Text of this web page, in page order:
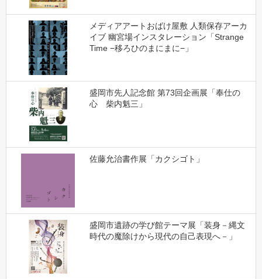
メディアアートおばけ屋敷 人類保存アーカ
イブ 幽宮場インスタレーション「Strange
Time −移ろひのまにまに−」
盛岡市先人記念館 第73回企画展「奉仕の
心 柴内魁三」
佐藤允治書作展「カクシゴト」
盛岡市遺跡の学び館テーマ展「装身－縄文
時代の魔除けから現代の自己表現へ－」